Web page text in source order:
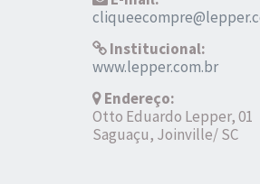
Institucional:
www.lepper.com.br
Endereço:
Otto Eduardo Lepper, 01
Saguaçu, Joinville/ SC